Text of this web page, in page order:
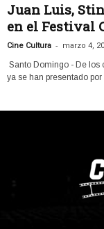
Juan Luis,
en el Festival
Cine Cultura - marzo 4,
Santo Domingo - De los
ya se han presentado